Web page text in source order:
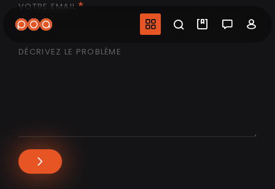
au
contenu
Navigation
Recherche
Mes
VOTRE EMAIL
DÉCRIVEZ LE PROBLÈME